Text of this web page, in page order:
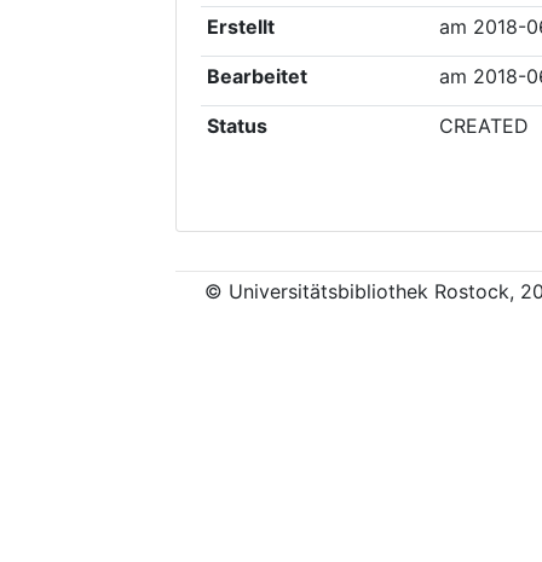
Erstellt
am 2018-
Bearbeitet am 2018-
Status CREATED
© Universitätsbibliothek Rostock,